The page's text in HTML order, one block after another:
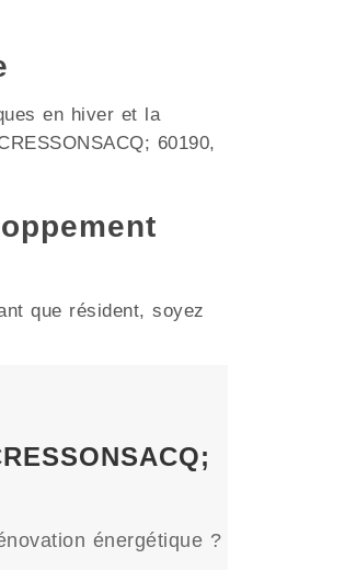
en hiver et la
60190,
que résident, soyez
énergétique ?